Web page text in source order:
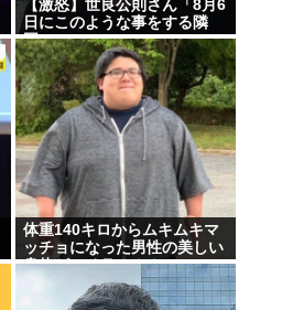
【激怒】世良公則さん「8月6
日にこのような事をする隣
国」・・・・・・・・・
体重140キロからムキムキマ
ッチョになった男性の美しい
身体がコチラ！！！